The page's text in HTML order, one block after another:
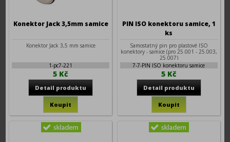
Konektor Jack 3,5mm samice
Konektor Jack 3,5 mm samice
1-pc7-221
5 Kč
PIN ISO konektoru samice, 1
ks
Samostatný pin pro plastové ISO
konektory - samice (pro 25.001 - 25.003,
25.007)
7-7-PIN ISO konektoru samice
5 Kč